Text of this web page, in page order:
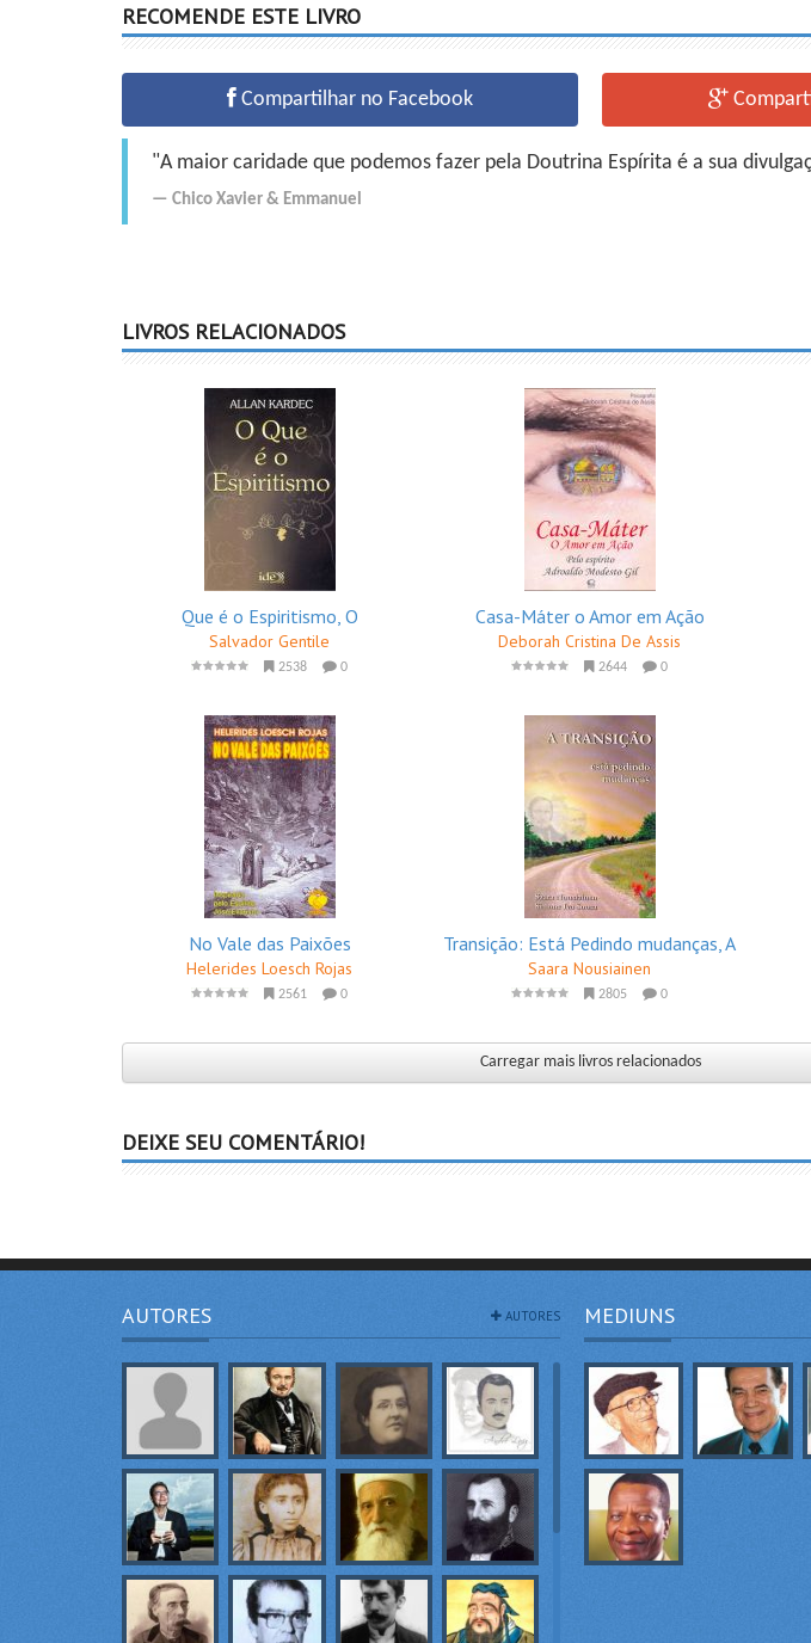
RECOMENDE ESTE LIVRO
Compartilhar no Facebook
"A maior caridade que podemos fazer pela Doutrina Espírita é a sua
Chico Xavier & Emmanuel
LIVROS RELACIONADOS
Que é o Espiritismo, O
Salvador Gentile
2538 0
Casa-Máter o Amor em Ação
Deborah Cristina De Assis
2644 0
No Vale das Paixões
Helerides Loesch Rojas
2561 0
Transição: Está Pedindo mudanças, A
Saara Nousiainen
2805 0
Carregar mais livros relacionados
DEIXE SEU COMENTÁRIO!
AUTORES AUTORES MEDIUNS